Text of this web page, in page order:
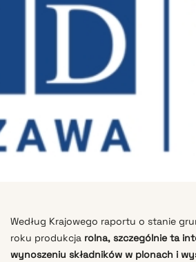
Według Krajowego raportu o stanie
roku produkcja rolna, szczególnie ta
wynoszeniu składników w plonach i